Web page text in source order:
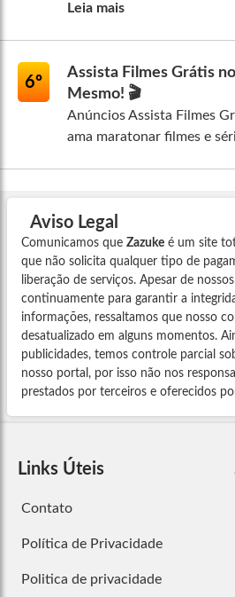
Leia mais
6º
Assista Filmes Grátis
Mesmo! 🎬
Anúncios Assista Filmes
ama maratonar filmes e
Aviso Legal
Comunicamos que Zazuke é um site
que não solicita qualquer tipo de
liberação de serviços. Apesar de
continuamente para garantir a
informações, ressaltamos que nosso
desatualizado em alguns momentos.
publicidades, temos controle parcial
nosso portal, por isso não nos
prestados por terceiros e oferecidos
Links Úteis
Contato
Política de Privacidade
Politica de privacidade